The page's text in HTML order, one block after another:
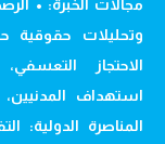
مجالات الخبرة: •
وتحليلات حقوقية
الاحتجاز
استهداف
المناصرة الدولية: